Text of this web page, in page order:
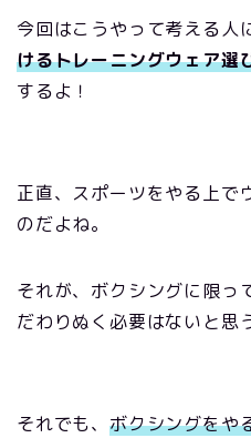
今回はこうやって考える人
けるトレーニングウェア選
するよ！
正直、スポーツをやる上で
のだよね。
それが、ボクシングに限っ
だわりぬく必要はないと思
それでも、 ボクシングをや